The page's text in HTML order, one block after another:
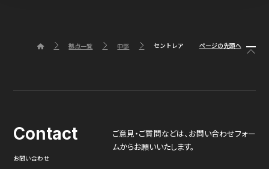
拠点一覧 中部 セントレア ページの先頭へ
Contact
お問い合わせ
ご意見・ご質問などは、 お問い合わせフォー
ムからお願いいたします。